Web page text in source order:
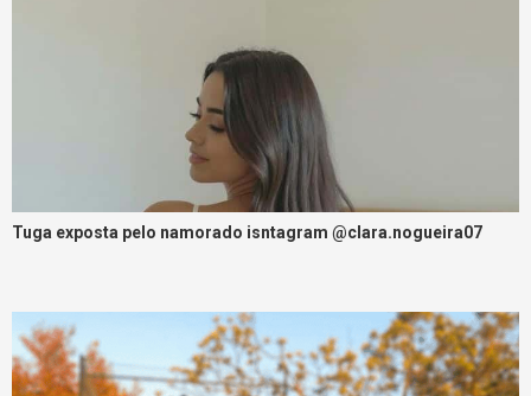
Tuga exposta pelo namorado isntagram @clara.nogueira07